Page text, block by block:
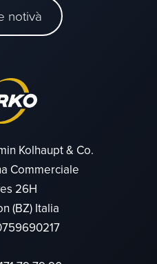
notivà
Kolhaupt & Co.
Commerciale
26H
(BZ) Italia